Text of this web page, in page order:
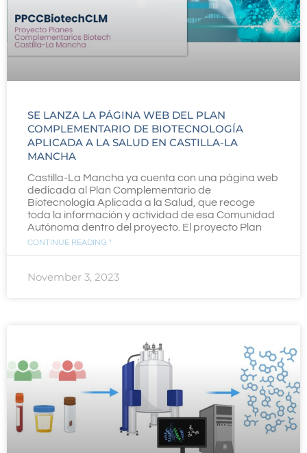
SE LANZA LA PÁGINA WEB DEL PLAN
COMPLEMENTARIO DE BIOTECNOLOGÍA
APLICADA A LA SALUD EN CASTILLA-LA
MANCHA
Castilla-La Mancha ya cuenta con una página web
dedicada al Plan Complementario de
Biotecnología Aplicada a la Salud, que recoge
toda la información y actividad de esa Comunidad
Autónoma dentro del proyecto. El proyecto Plan
CONTINUE READING "
November 3, 2023